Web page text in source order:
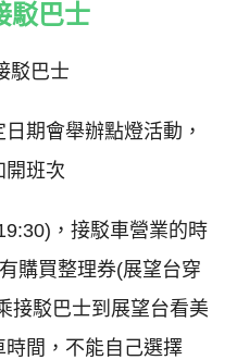
駁巴士
駁巴士
期會舉辦點燈活動，
開班次
，接駁車營業的時
購買整理券(展望台穿
接駁巴士到展望台看美
間，不能自己選擇